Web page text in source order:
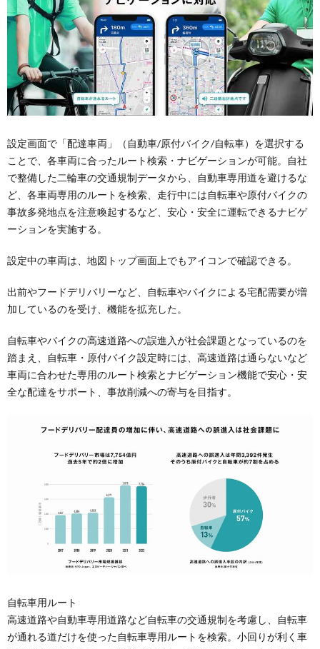
設定画面で「配達車両」（自動車/原付バイク/自転車）を選択する
ことで、各車両に合ったルート検索・ナビゲーションが可能。自社
で整備した二輪車の交通規制データから、自動車専用道を避けるな
ど、各車両専用のルートを検索、走行中には自転車や原付バイクの
事故多発地点を注意喚起するなど、安心・安全に運転できるナビゲ
ーションを実施する。
設定中の車両は、地図トップ画面上でもアイコンで確認できる。
出前やフードデリバリーなど、自転車やバイクによる宅配需要が増
加しているのを受け、機能を拡充した。
自転車やバイクの高速道路への誤進入が社会課題となっているのを
踏まえ、自転車・原付バイク設定時には、高速道路は通らないなど
車両に合わせた専用のルート検索とナビゲーション機能で安心・安
全な配達をサポート、事故削減への寄与を目指す。
自転車用ルート
高速道路や自動車専用道路など自転車の交通規制を考慮し、自転車
が通れる道だけを使った自転車専用ルートを検索。小回りが利く車